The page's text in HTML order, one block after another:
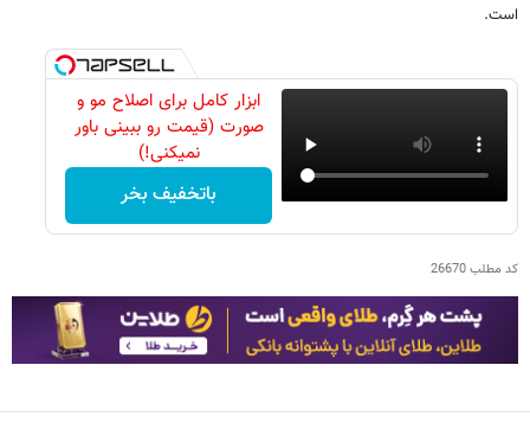
است.
ابزار کامل برای اصلاح مو و
صورت (قیمت رو ببینی باور
نمیکنی!)
باتخفیف بخر
کد مطلب26670